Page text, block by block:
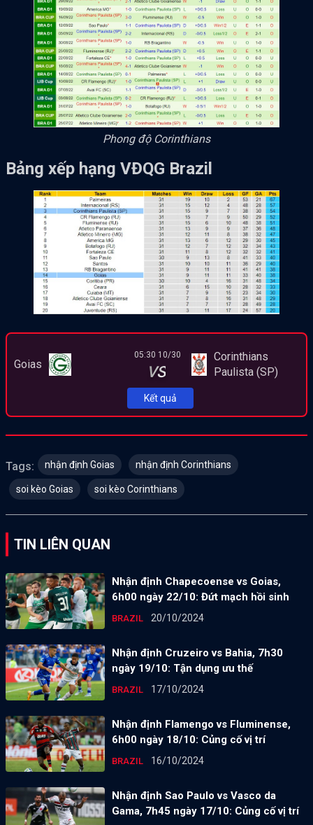
Phong độ Corinthians
Bảng xếp hạng VĐQG Brazil
Goias
05:30 10/30
VS
Corinthians
Paulista (SP)
Kết quả
Tags: nhận định Goias nhận định Corinthians
soi kèo Goias soi kèo Corinthians
TIN LIÊN QUAN
Nhận định Chapecoense vs Goias,
6h00 ngày 22/10: Đứt mạch hồi sinh
BRAZIL 20/10/2024
Nhận định Cruzeiro vs Bahia, 7h30
ngày 19/10: Tận dụng ưu thế
BRAZIL 17/10/2024
Nhận định Flamengo vs Fluminense,
6h00 ngày 18/10: Củng cố vị trí
BRAZIL 16/10/2024
Nhận định Sao Paulo vs Vasco da
Gama, 7h45 ngày 17/10: Củng cố vị trí